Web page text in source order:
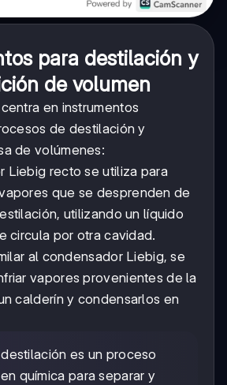
para destilación y
de volumen
en instrumentos
de destilación y
de volúmenes:
Liebig recto se utiliza para
que se desprenden de
utilizando un líquido
circula por otra cavidad.
al condensador Liebig, se
vapores provenientes de la
calderín y condensarlos en
es un proceso
química para separar y